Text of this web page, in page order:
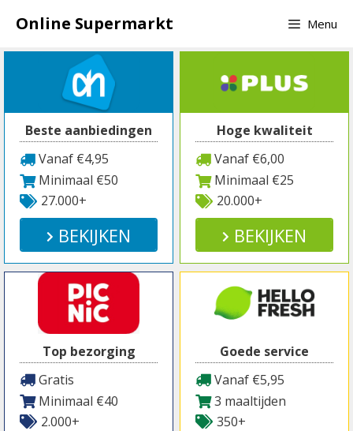
naar
inhoud
Online Supermarkt Menu
Beste aanbiedingen
Vanaf €4,95
Minimaal €50
27.000+
BEKIJKEN
Hoge kwaliteit
Vanaf €6,00
Minimaal €25
20.000+
BEKIJKEN
Top bezorging
Gratis
Minimaal €40
2.000+
Goede service
Vanaf €5,95
3 maaltijden
350+